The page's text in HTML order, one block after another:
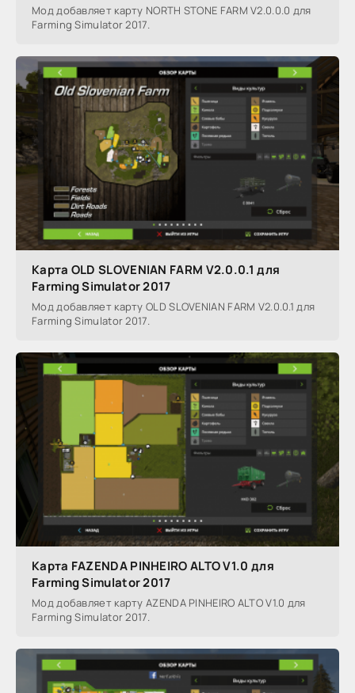
Мод добавляет карту NORTH STONE FARM V2.0.0.0 для
Farming Simulator 2017.
Карта OLD SLOVENIAN FARM V2.0.0.1 для
Farming Simulator 2017
Мод добавляет карту OLD SLOVENIAN FARM V2.0.0.1 для
Farming Simulator 2017.
Карта FAZENDA PINHEIRO ALTO V1.0 для
Farming Simulator 2017
Мод добавляет карту AZENDA PINHEIRO ALTO V1.0 для
Farming Simulator 2017.